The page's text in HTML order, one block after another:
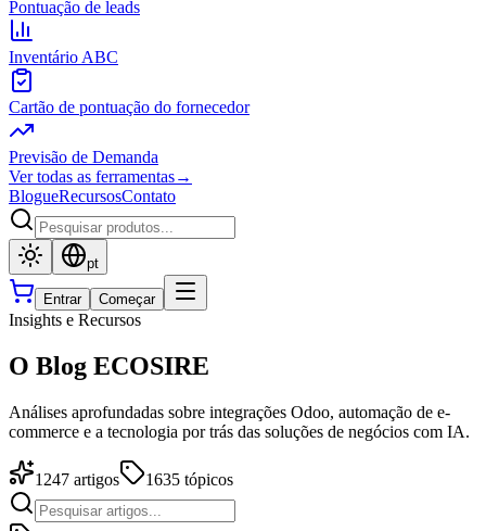
Pontuação de leads
Inventário ABC
Cartão de pontuação do fornecedor
Previsão de Demanda
Ver todas as ferramentas→
BlogueRecursosContato
pt
Entrar Começar
Insights e Recursos
O Blog ECOSIRE
Análises aprofundadas sobre integrações Odoo, automação de e-
commerce e a tecnologia por trás das soluções de negócios com IA.
1247 artigos 1635 tópicos